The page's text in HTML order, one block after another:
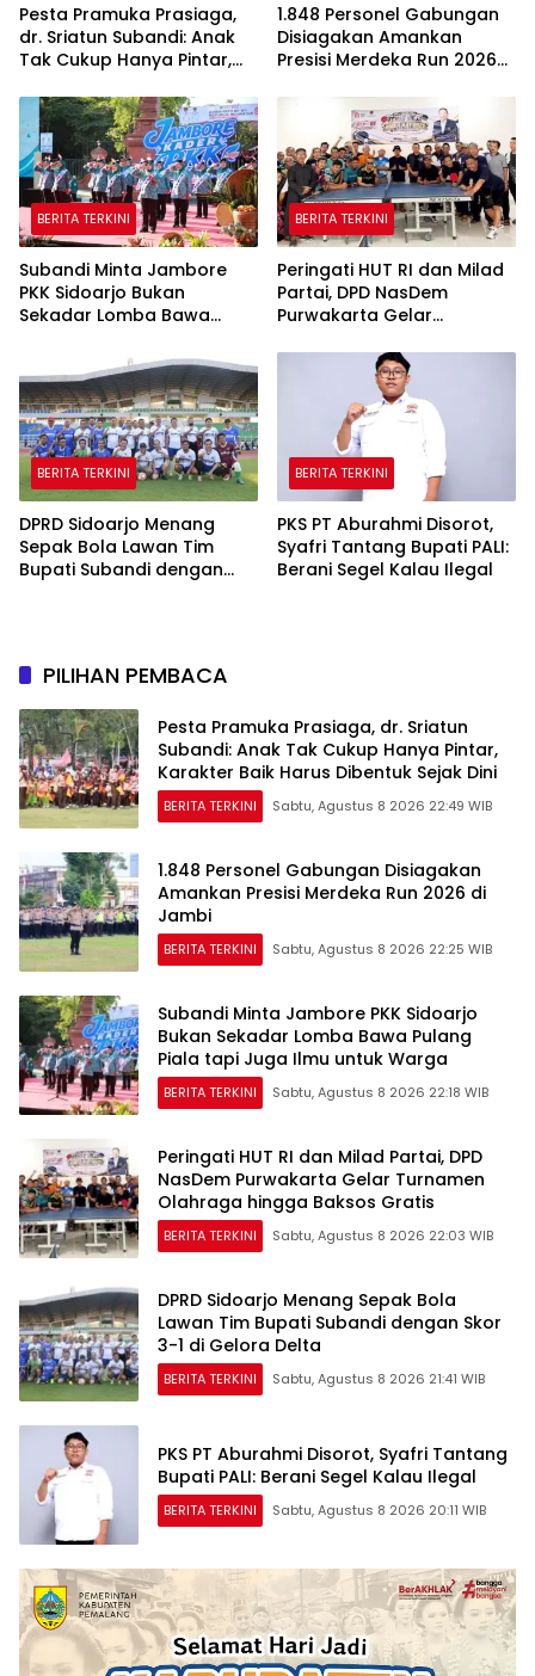
Pesta Pramuka Prasiaga,
dr. Sriatun Subandi: Anak
Tak Cukup Hanya Pintar,
Dibentuk Sejak Dini
1.848 Personel Gabungan
Disiagakan Amankan
Presisi Merdeka Run 2026
BERITA TERKINI
Subandi Minta Jambore
PKK Sidoarjo Bukan
Sekadar Lomba Bawa
untuk Warga
BERITA TERKINI
Peringati HUT RI dan Milad
Partai, DPD NasDem
Purwakarta Gelar
hingga Baksos Gratis
BERITA TERKINI
DPRD Sidoarjo Menang
Sepak Bola Lawan Tim
Bupati Subandi dengan
BERITA TERKINI
PKS PT Aburahmi Disorot,
Syafri Tantang Bupati PALI:
Berani Segel Kalau Ilegal
PILIHAN PEMBACA
Pesta Pramuka Prasiaga, dr. Sriatun
Subandi: Anak Tak Cukup Hanya Pintar,
Karakter Baik Harus Dibentuk Sejak Dini
BERITA TERKINI Sabtu, Agustus 8 2026 22:49 WIB
1.848 Personel Gabungan Disiagakan
Amankan Presisi Merdeka Run 2026 di
Jambi
BERITA TERKINI Sabtu, Agustus 8 2026 22:25 WIB
Subandi Minta Jambore PKK Sidoarjo
Bukan Sekadar Lomba Bawa Pulang
Piala tapi Juga Ilmu untuk Warga
BERITA TERKINI Sabtu, Agustus 8 2026 22:18 WIB
Peringati HUT RI dan Milad Partai, DPD
NasDem Purwakarta Gelar Turnamen
Olahraga hingga Baksos Gratis
BERITA TERKINI Sabtu, Agustus 8 2026 22:03 WIB
DPRD Sidoarjo Menang Sepak Bola
Lawan Tim Bupati Subandi dengan Skor
3-1 di Gelora Delta
BERITA TERKINI Sabtu, Agustus 8 2026 21:41 WIB
PKS PT Aburahmi Disorot, Syafri Tantang
Bupati PALI: Berani Segel Kalau Ilegal
BERITA TERKINI Sabtu, Agustus 8 2026 20:11 WIB